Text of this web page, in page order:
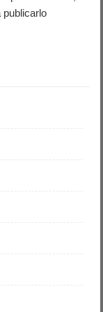
publicarlo